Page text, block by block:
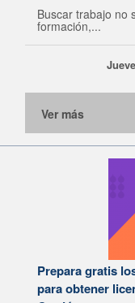
Buscar trabajo no
formación,...
Ver más
Prepara gratis
para obtener